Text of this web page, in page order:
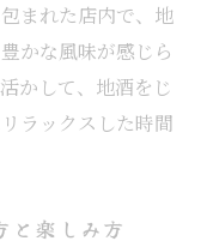
まれた店内で、地
かな風味が感じら
かして、地酒をじ
ラックスした時間
と楽しみ方